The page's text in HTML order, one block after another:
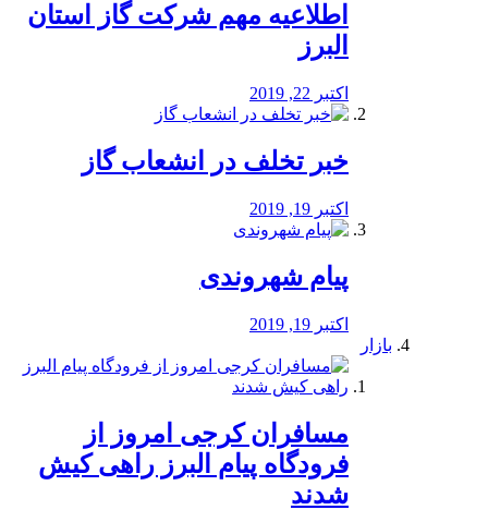
️اطلاعیه مهم شرکت گاز استان
البرز
اکتبر 22, 2019
خبر تخلف در انشعاب گاز
اکتبر 19, 2019
پیام شهروندی
اکتبر 19, 2019
بازار
مسافران کرجی امروز از
فرودگاه پیام البرز راهی کیش
شدند